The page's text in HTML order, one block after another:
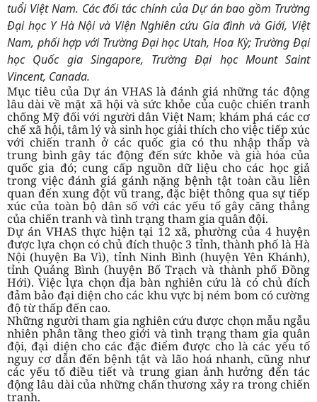
tuổi Việt Nam. Các đối tác chính của Dự án bao gồm Trường
Đại học Y Hà Nội và Viện Nghiên cứu Gia đình và Giới, Việt
Nam, phối hợp với Trường Đại học Utah, Hoa Kỳ; Trường Đại
học Quốc gia Singapore, Trường Đại học Mount Saint
Vincent, Canada.
Mục tiêu của Dự án VHAS là đánh giá những tác động
lâu dài về mặt xã hội và sức khỏe của cuộc chiến tranh
chống Mỹ đối với người dân Việt Nam; khám phá các cơ
chế xã hội, tâm lý và sinh học giải thích cho việc tiếp xúc
với chiến tranh ở các quốc gia có thu nhập thấp và
trung bình gây tác động đến sức khỏe và già hóa của
quốc gia đó; cung cấp nguồn dữ liệu cho các học giả
trong việc đánh giá gánh nặng bệnh tật toàn cầu liên
quan đến xung đột vũ trang, đặc biệt thông qua sự tiếp
xúc của toàn bộ dân số với các yếu tố gây căng thẳng
của chiến tranh và tình trạng tham gia quân đội.
Dự án VHAS thực hiện tại 12 xã, phường của 4 huyện
được lựa chọn có chủ đích thuộc 3 tỉnh, thành phố là Hà
Nội (huyện Ba Vì), tỉnh Ninh Bình (huyện Yên Khánh),
tỉnh Quảng Bình (huyện Bố Trạch và thành phố Đồng
Hới). Việc lựa chọn địa bàn nghiên cứu là có chủ đích
đảm bảo đại diện cho các khu vực bị ném bom có cường
độ từ thấp đến cao.
Những người tham gia nghiên cứu được chọn mẫu ngẫu
nhiên phân tầng theo giới và tình trạng tham gia quân
đội, đại diện cho các đặc điểm được cho là các yếu tố
nguy cơ dẫn đến bệnh tật và lão hoá nhanh, cũng như
các yếu tố điều tiết và trung gian ảnh hưởng đến tác
động lâu dài của những chấn thương xảy ra trong chiến
tranh.